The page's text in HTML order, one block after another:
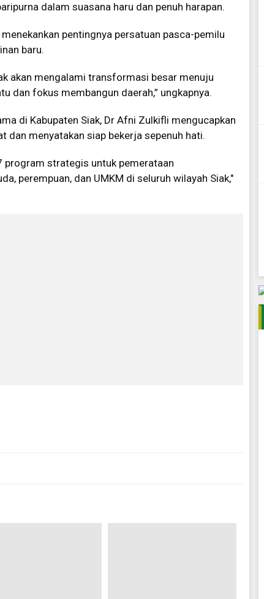
dalam suasana haru dan penuh harapan.
pentingnya persatuan pasca-pemilu
baru.
akan mengalami transformasi besar menuju
dan fokus membangun daerah,” ungkapnya.
di Kabupaten Siak, Dr Afni Zulkifli mengucapkan
dan menyatakan siap bekerja sepenuh hati.
program strategis untuk pemerataan
perempuan, dan UMKM di seluruh wilayah Siak,"